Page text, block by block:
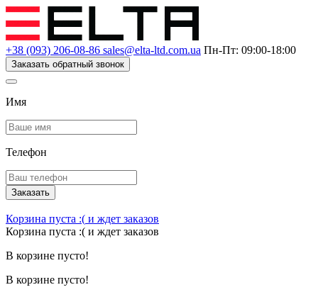
+38 (093) 206-08-86 sales@elta-ltd.com.ua Пн-Пт: 09:00-18:00
Заказать обратный звонок
Имя
Телефон
Заказать
Корзина пуста :( и ждет заказов
Корзина пуста :( и ждет заказов
В корзине пусто!
В корзине пусто!